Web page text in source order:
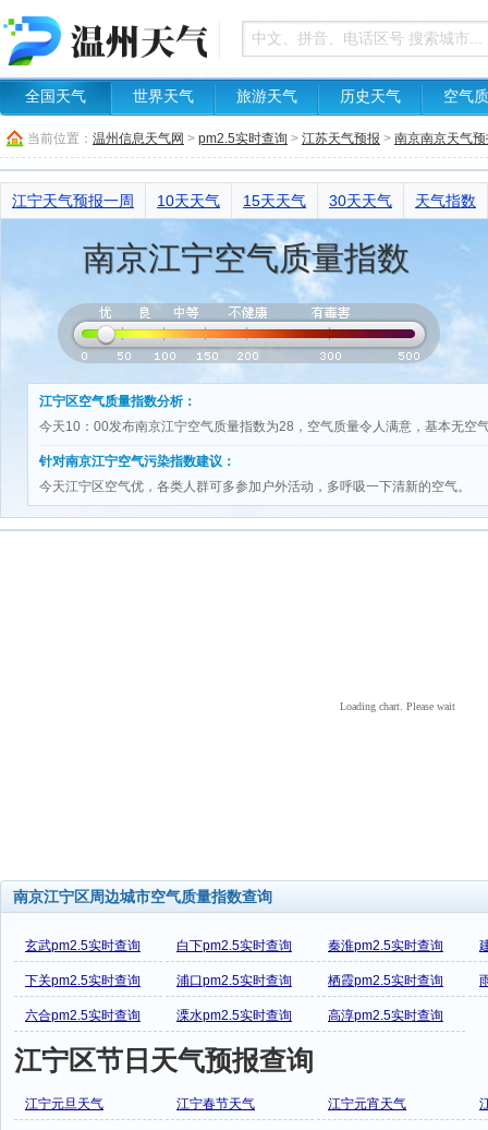
全国天气 世界天气 旅游天气 历史天气 空气
当前位置： 温州信息天气网 > pm2.5实时查询 > 江苏天气预报 > 南京南京天气
江宁天气预报一周 10天天气 15天天气 30天天气 天气指数
南京江宁空气质量指数
江宁区空气质量指数分析：
今天10：00发布南京江宁空气质量指数为28，空气质量令人满意，基本无空
针对南京江宁空气污染指数建议：
今天江宁区空气优，各类人群可多参加户外活动，多呼吸一下清新的空气。
Loading chart. Please wait
南京江宁区周边城市空气质量指数查询
玄武pm2.5实时查询 白下pm2.5实时查询 秦淮pm2.5实时查询
下关pm2.5实时查询 浦口pm2.5实时查询 栖霞pm2.5实时查询
六合pm2.5实时查询 溧水pm2.5实时查询 高淳pm2.5实时查询
江宁区节日天气预报查询
江宁元旦天气 江宁春节天气 江宁元宵天气